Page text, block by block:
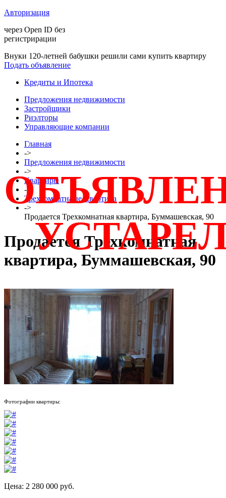
Авторизация
через Open ID без
регистрирации
Внуки 120-летней бабушки решили сами купить квартиру
Подать объявление
Кредиты и Ипотека
Предложения недвижимости
Застройщики
Риэлторы
Управляющие компании
Главная
->
Предложения недвижимости
->
Квартиры
->
Трехкомнатнаые Квартира
->
Продается Трехкомнатная квартира, Буммашевская, 90
Продается Трехкомнатная
квартира, Буммашевская, 90
Фотографии квартиры:
Цена: 2 280 000 руб.